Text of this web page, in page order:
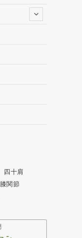
四十肩
膝関節